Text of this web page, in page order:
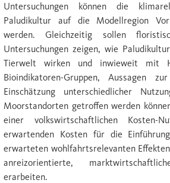
Untersuchungen können die
Paludikultur auf die Modellregion
werden. Gleichzeitig sollen
Untersuchungen zeigen, wie
Tierwelt wirken und inwieweit mit
Bioindikatoren-Gruppen, Aussagen
Einschätzung unterschiedlicher
Moorstandorten getroffen werden
einer volkswirtschaftlichen Kosten-
erwartenden Kosten für die
erwarteten wohlfahrtsrelevanten
anreizorientierte,
erarbeiten.